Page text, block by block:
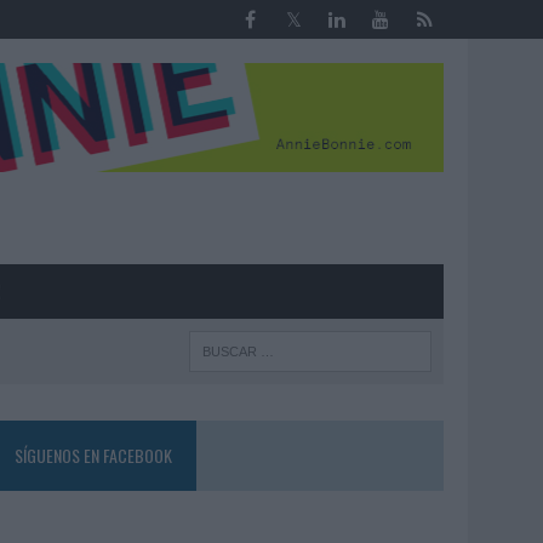
SÍGUENOS EN FACEBOOK